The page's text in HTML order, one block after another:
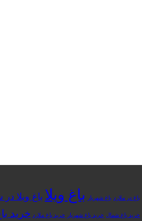
باغ در ملارد باغ شهریار باغ ویلا باغ ویلا
خرید باغ شمال خرید باغ شهریار خرید باغ ملارد خرید